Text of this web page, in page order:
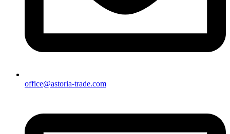
office@astoria-trade.com